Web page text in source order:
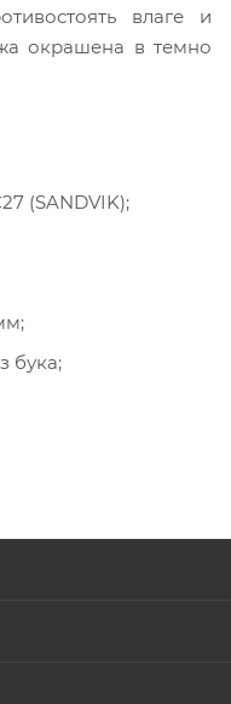
влаге и
окрашена в темно
(SANDVIK);
бука;